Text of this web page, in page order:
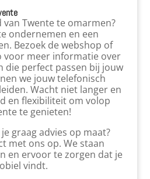
Twente te omarmen?
ondernemen en een
Bezoek de webshop of
voor meer informatie over
die perfect passen bij jouw
we jouw telefonisch
Wacht niet langer en
en flexibiliteit om volop
te genieten!
graag advies op maat?
met ons op. We staan
en ervoor te zorgen dat je
vindt.